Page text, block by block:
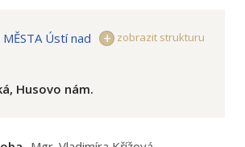
zobrazit strukturu
Ústí nad
Husovo nám.